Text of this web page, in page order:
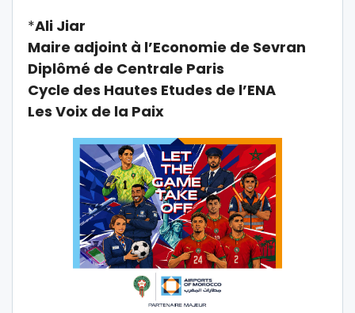
*Ali Jiar
Maire adjoint à l’Economie de Sevran
Diplômé de Centrale Paris
Cycle des Hautes Etudes de l’ENA
Les Voix de la Paix